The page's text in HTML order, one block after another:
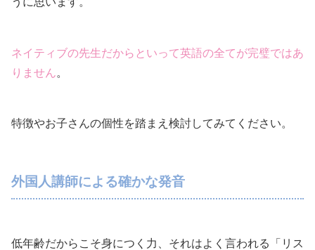
ネイティブの先生だからといって英語の全てが完璧ではあ
りません。
特徴やお子さんの個性を踏まえ検討してみてください。
外国人講師による確かな発音
低年齢だからこそ身につく力、それはよく言われる「リス